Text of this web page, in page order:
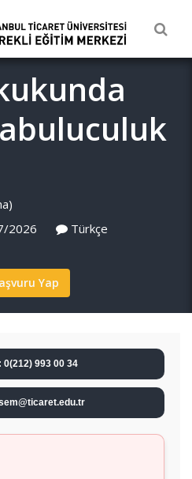
2026
Türkçe
Yap
0(212) 993 00 34